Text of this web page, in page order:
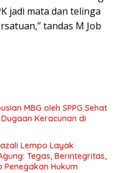
jadi mata dan telinga
tandas M Job
MBG oleh SPPG Sehat
Keracunan di
Lempo Layak
Tegas, Berintegritas,
Hukum